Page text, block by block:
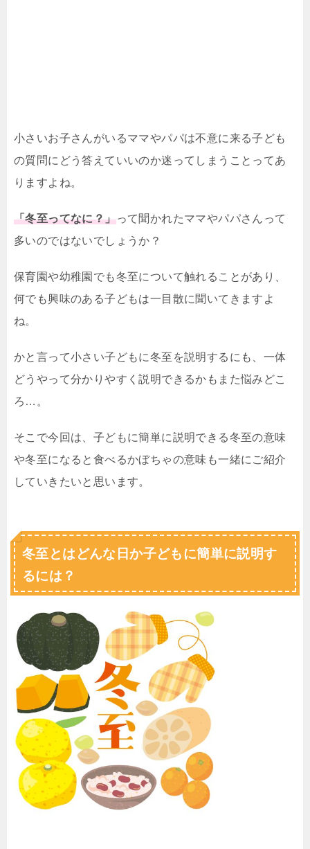
小さいお子さんがいるママやパパは不意に来る子ども
の質問にどう答えていいのか迷ってしまうことってあ
りますよね。
「冬至ってなに？」って聞かれたママやパパさんって
多いのではないでしょうか？
保育園や幼稚園でも冬至について触れることがあり、
何でも興味のある子どもは一目散に聞いてきますよ
ね。
かと言って小さい子どもに冬至を説明するにも、一体
どうやって分かりやすく説明できるかもまた悩みどこ
ろ…。
そこで今回は、子どもに簡単に説明できる冬至の意味
や冬至になると食べるかぼちゃの意味も一緒にご紹介
していきたいと思います。
冬至とはどんな日か子どもに簡単に説明す
るには？